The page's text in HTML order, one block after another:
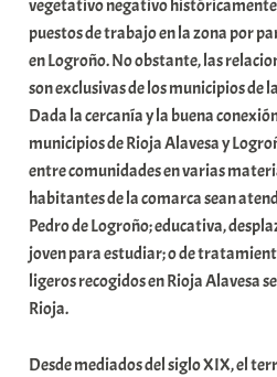
vegetativo negativo
puestos de trabajo en la zona por
en Logroño. No obstante, las
son exclusivas de los municipios
Dada la cercanía y la buena
municipios de Rioja Alavesa y
entre comunidades en varias
habitantes de la comarca sean
Pedro de Logroño; educativa,
joven para estudiar; o de
ligeros recogidos en Rioja Alavesa
Rioja.
Desde mediados del siglo XIX, el